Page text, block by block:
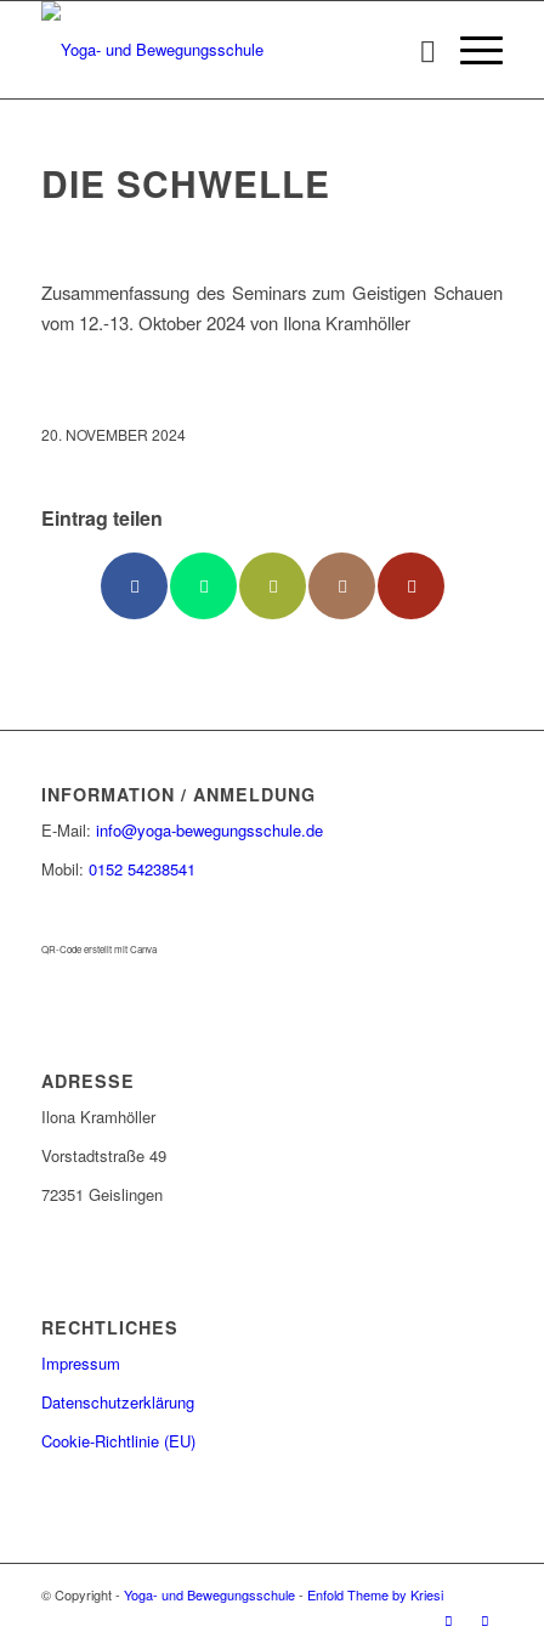
DIE SCHWELLE
Zusammenfassung des Seminars zum Geistigen Schauen
vom 12.-13. Oktober 2024 von Ilona Kramhöller
20. NOVEMBER 2024
Eintrag teilen
INFORMATION / ANMELDUNG
E-Mail: info@yoga-bewegungsschule.de
Mobil: 0152 54238541
QR-Code erstellt mit Canva
ADRESSE
Ilona Kramhöller
Vorstadtstraße 49
72351 Geislingen
RECHTLICHES
Impressum
Datenschutzerklärung
Cookie-Richtlinie (EU)
© Copyright - Yoga- und Bewegungsschule- Enfold Theme by Kriesi